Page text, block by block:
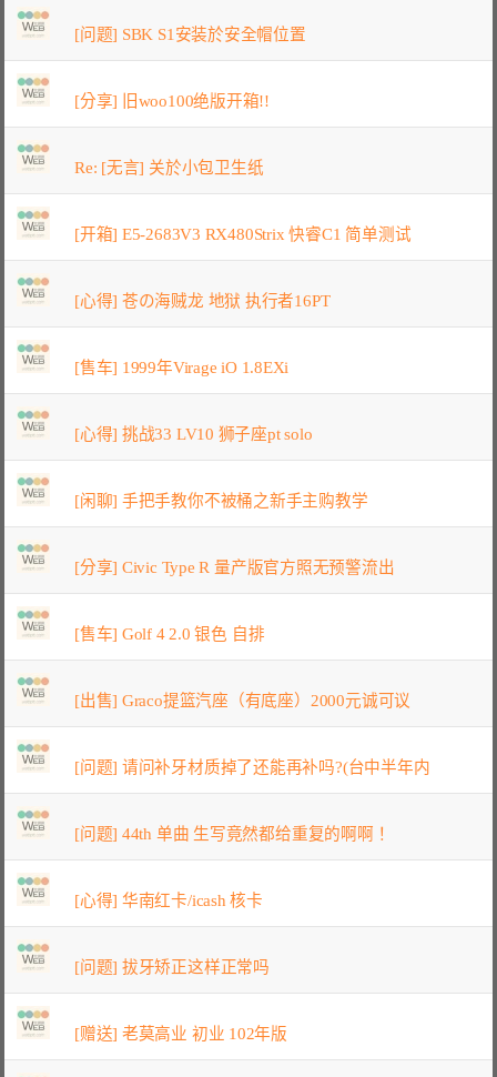
[问题] SBK S1安装於安全帽位置
[分享] 旧woo100绝版开箱!!
Re: [无言] 关於小包卫生纸
[开箱] E5-2683V3 RX480Strix 快睿C1 简单测试
[心得] 苍の海贼龙 地狱 执行者16PT
[售车] 1999年Virage iO 1.8EXi
[心得] 挑战33 LV10 狮子座pt solo
[闲聊] 手把手教你不被桶之新手主购教学
[分享] Civic Type R 量产版官方照无预警流出
[售车] Golf 4 2.0 银色 自排
[出售] Graco提篮汽座（有底座）2000元诚可议
[问题] 请问补牙材质掉了还能再补吗?(台中半年内
[问题] 44th 单曲 生写竟然都给重复的啊啊！
[心得] 华南红卡/icash 核卡
[问题] 拔牙矫正这样正常吗
[赠送] 老莫高业 初业 102年版